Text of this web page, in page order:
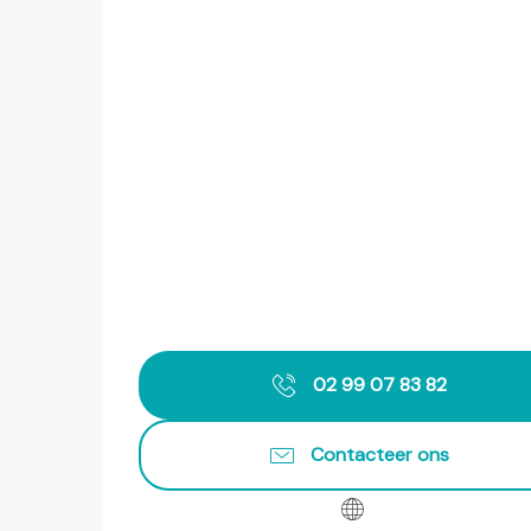
02 99 07 83 82
Contacteer ons